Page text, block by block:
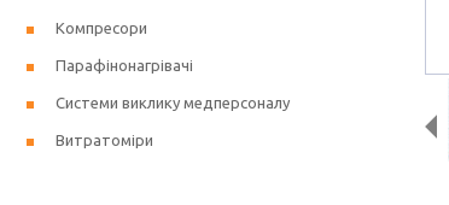
Компресори
Парафінонагрівачі
Системи виклику медперсоналу
Витратоміри